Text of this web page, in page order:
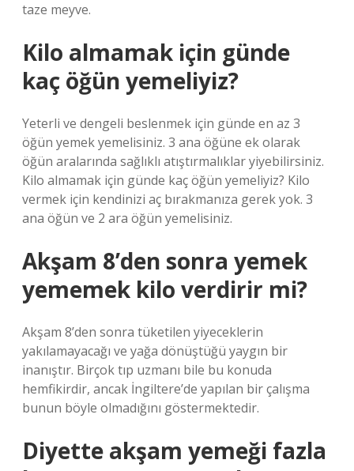
taze meyve.
Kilo almamak için günde
kaç öğün yemeliyiz?
Yeterli ve dengeli beslenmek için günde en az 3
öğün yemek yemelisiniz. 3 ana öğüne ek olarak
öğün aralarında sağlıklı atıştırmalıklar yiyebilirsiniz.
Kilo almamak için günde kaç öğün yemeliyiz? Kilo
vermek için kendinizi aç bırakmanıza gerek yok. 3
ana öğün ve 2 ara öğün yemelisiniz.
Akşam 8’den sonra yemek
yememek kilo verdirir mi?
Akşam 8’den sonra tüketilen yiyeceklerin
yakılamayacağı ve yağa dönüştüğü yaygın bir
inanıştır. Birçok tıp uzmanı bile bu konuda
hemfikirdir, ancak İngiltere’de yapılan bir çalışma
bunun böyle olmadığını göstermektedir.
Diyette akşam yemeği fazla